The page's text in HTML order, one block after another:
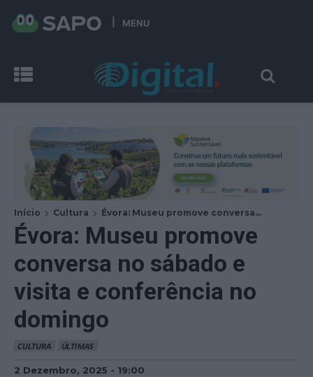
MENU
Início Cultura Évora: Museu promove conversa...
Évora: Museu promove
conversa no sábado e
visita e conferência no
domingo
CULTURA ÚLTIMAS
2 Dezembro, 2025 - 19:00